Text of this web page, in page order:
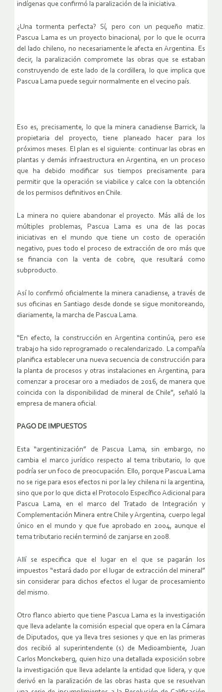
indígenas que confirmó la paralización de la iniciativa.
¿Una tormenta perfecta? Sí, pero con un pequeño matiz.
Pascua Lama es un proyecto binacional, por lo que le ocurra
del lado chileno, no necesariamente le afecta en Argentina. Es
decir, la paralización compromete las obras que se estaban
construyendo de este lado de la cordillera, lo que implica que
Pascua Lama puede seguir normalmente en el vecino país.
Eso es, precisamente, lo que la minera canadiense Barrick, la
propietaria del proyecto, tiene planeado hacer para los
próximos meses. El plan es el siguiente: continuar las obras en
plantas y demás infraestructura en Argentina, en un proceso
que ha debido modificar sus tiempos precisamente para
permitir que la operación se viabilice y calce con la obtención
de los permisos definitivos en Chile.
La minera no quiere abandonar el proyecto. Más allá de los
múltiples problemas, Pascua Lama es una de las pocas
iniciativas en el mundo que tiene un costo de operación
negativo, pues todo el proceso de extracción de oro más que
se financia con la venta de cobre, que resultará como
subproducto.
Así lo confirmó oficialmente la minera canadiense, a través de
sus oficinas en Santiago desde donde se sigue monitoreando,
diariamente, la marcha de Pascua Lama.
“En efecto, la construcción en Argentina continúa, pero ese
trabajo ha sido reprogramado o recalendarizado. La compañía
planifica establecer una nueva secuencia de construcción para
la planta de procesos y otras instalaciones en Argentina, para
comenzar a procesar oro a mediados de 2016, de manera que
coincida con la disponibilidad de mineral de Chile”, señaló la
empresa de manera oficial.
PAGO DE IMPUESTOS
Esta “argentinización” de Pascua Lama, sin embargo, no
cambia el marco jurídico respecto al tema tributario, lo que
podría ser un foco de preocupación. Ello, porque Pascua Lama
no se rige para esos efectos ni por la ley chilena ni la argentina,
sino que por lo que dicta el Protocolo Específico Adicional para
Pascua Lama, en el marco del Tratado de Integración y
Complementación Minera entre Chile y Argentina, cuerpo legal
único en el mundo y que fue aprobado en 2004, aunque el
tema tributario recién terminó de zanjarse en 2008.
Allí se especifica que el lugar en el que se pagarán los
impuestos “estará dado por el lugar de extracción del mineral”
sin considerar para dichos efectos el lugar de procesamiento
del mismo.
Otro flanco abierto que tiene Pascua Lama es la investigación
que lleva adelante la comisión especial que opera en la Cámara
de Diputados, que ya lleva tres sesiones y que en las primeras
dos recibió al superintendente (s) de Medioambiente, Juan
Carlos Monckeberg, quien hizo una detallada exposición sobre
la investigación que lleva adelante la entidad que lidera, y que
derivó en la paralización de las obras hasta que se resuelvan